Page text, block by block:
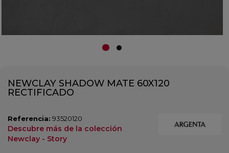
NEWCLAY SHADOW MATE 60X120
RECTIFICADO
Referencia: 93520120
Descubre más de la colección
Newclay - Story